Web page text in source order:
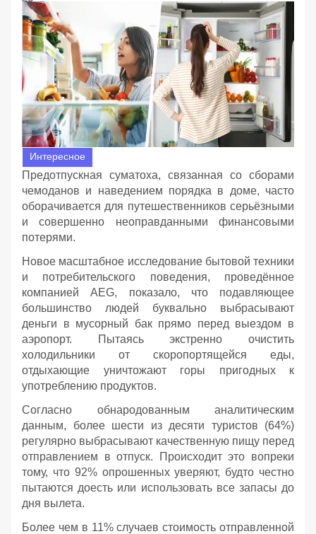
Интересное
Предотпускная суматоха, связанная со сборами
чемоданов и наведением порядка в доме, часто
оборачивается для путешественников серьёзными
и совершенно неоправданными финансовыми
потерями.
Новое масштабное исследование бытовой техники
и потребительского поведения, проведённое
компанией AEG, показало, что подавляющее
большинство людей буквально выбрасывают
деньги в мусорный бак прямо перед выездом в
аэропорт. Пытаясь экстренно очистить
холодильники от скоропортящейся еды,
отдыхающие уничтожают горы пригодных к
употреблению продуктов.
Согласно обнародованным аналитическим
данным, более шести из десяти туристов (64%)
регулярно выбрасывают качественную пищу перед
отправлением в отпуск. Происходит это вопреки
тому, что 92% опрошенных уверяют, будто честно
пытаются доесть или использовать все запасы до
дня вылета.
Более чем в 11% случаев стоимость отправленной